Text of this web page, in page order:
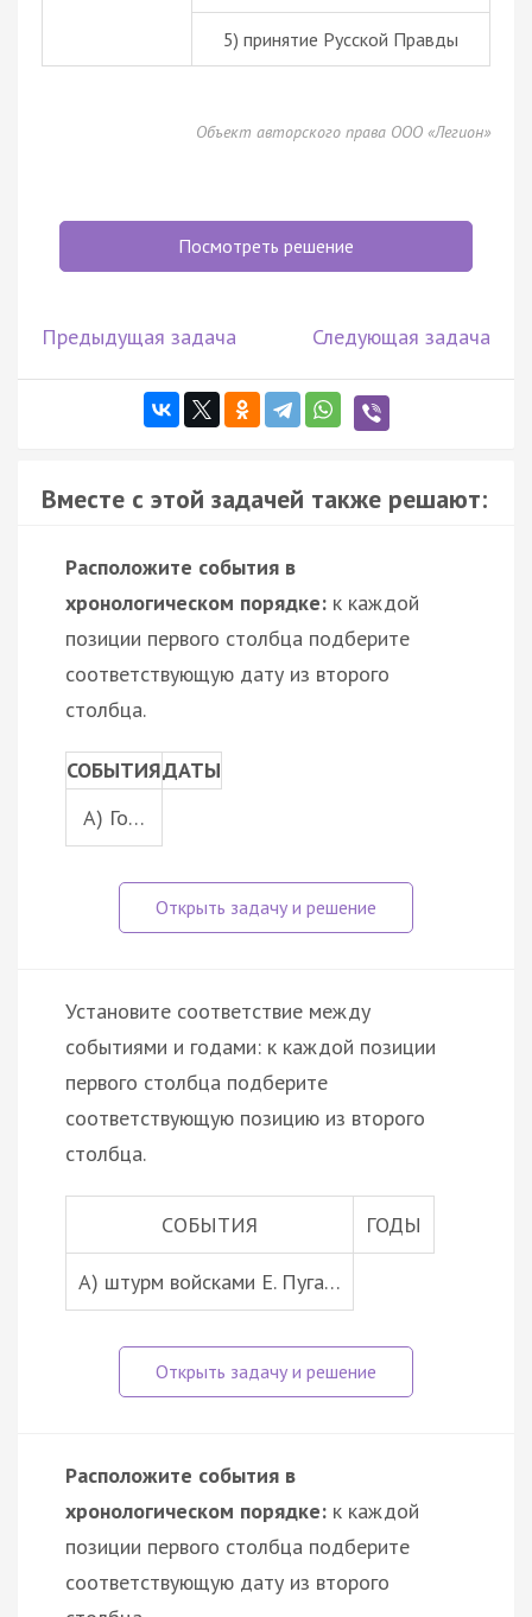
5) принятие Русской Правды
Объект авторского права ООО «Легион»
Посмотреть решение
Предыдущая задача Следующая задача
Вместе с этой задачей также решают:
Расположите события в
хронологическом порядке: к каждой
позиции первого столбца подберите
соответствующую дату из второго
столбца.
СОБЫТИЯДАТЫ
A) Го…
Установите соответствие между
событиями и годами: к каждой позиции
первого столбца подберите
соответствующую позицию из второго
столбца.
СОБЫТИЯ ГОДЫ
А) штурм войсками Е. Пуга…
Расположите события в
хронологическом порядке: к каждой
позиции первого столбца подберите
соответствующую дату из второго